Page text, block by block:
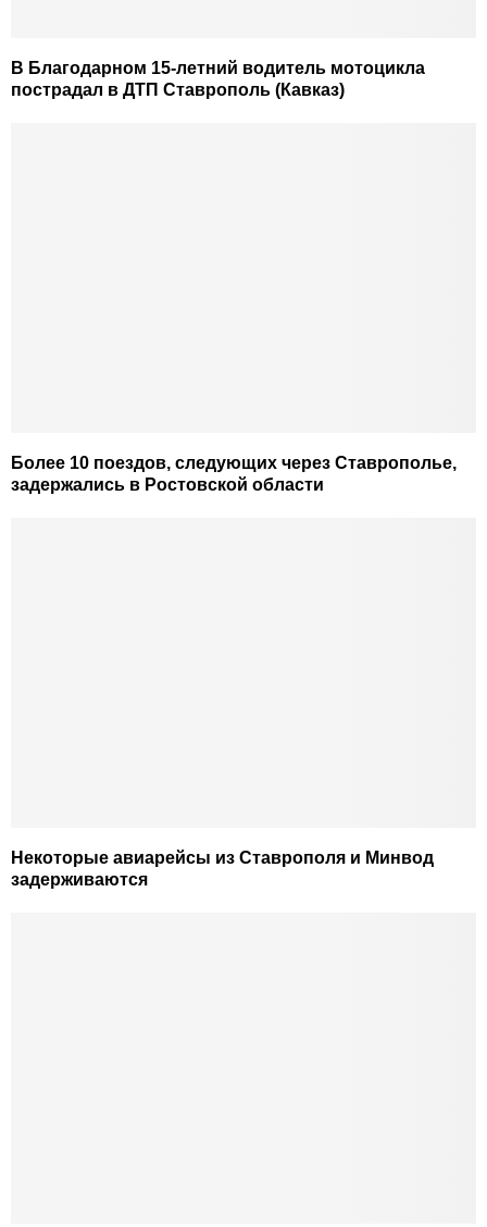
В Благодарном 15-летний водитель мотоцикла
пострадал в ДТП Ставрополь (Кавказ)
Более 10 поездов, следующих через Ставрополье,
задержались в Ростовской области
Некоторые авиарейсы из Ставрополя и Минвод
задерживаются